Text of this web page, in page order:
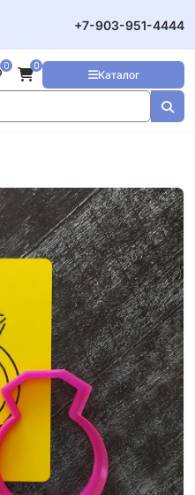
+7-903-951-4444
Каталог
0 0